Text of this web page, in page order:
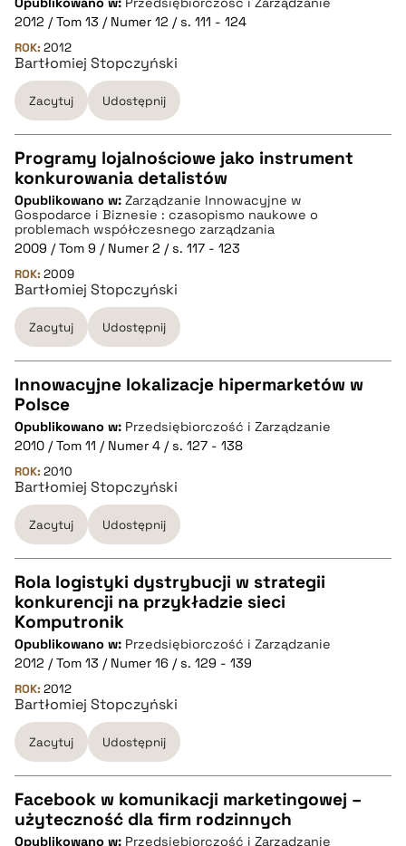
pobierz cytat
BIBTEX
pobierz cytat
2012 / Tom 13 / Numer 12 / s. 111 - 124
ROK: 2012
Bartłomiej Stopczyński
Zacytuj Udostępnij
CZYSTY TEKST
pobierz cytat
BIBTEX
pobierz cytat
Programy lojalnościowe jako instrument
konkurowania detalistów
Opublikowano w: Zarządzanie Innowacyjne w
Gospodarce i Biznesie : czasopismo naukowe o
problemach współczesnego zarządzania
2009 / Tom 9 / Numer 2 / s. 117 - 123
ROK: 2009
Bartłomiej Stopczyński
Zacytuj Udostępnij
CZYSTY TEKST
pobierz cytat
BIBTEX
pobierz cytat
Innowacyjne lokalizacje hipermarketów w
Polsce
Opublikowano w: Przedsiębiorczość i Zarządzanie
2010 / Tom 11 / Numer 4 / s. 127 - 138
ROK: 2010
Bartłomiej Stopczyński
Zacytuj Udostępnij
CZYSTY TEKST
pobierz cytat
BIBTEX
pobierz cytat
Rola logistyki dystrybucji w strategii
konkurencji na przykładzie sieci
Komputronik
Opublikowano w: Przedsiębiorczość i Zarządzanie
2012 / Tom 13 / Numer 16 / s. 129 - 139
ROK: 2012
Bartłomiej Stopczyński
Zacytuj Udostępnij
CZYSTY TEKST
Facebook w komunikacji marketingowej –
użyteczność dla firm rodzinnych
Opublikowano w: Przedsiębiorczość i Zarządzanie